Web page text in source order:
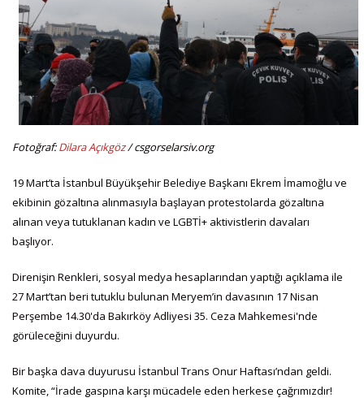
Fotoğraf:Dilara Açıkgöz/ csgorselarsiv.org
19 Mart’ta İstanbul Büyükşehir Belediye Başkanı Ekrem İmamoğlu ve
ekibinin gözaltına alınmasıyla başlayan protestolarda gözaltına
alınan veya tutuklanan kadın ve LGBTİ+ aktivistlerin davaları
başlıyor.
Direnişin Renkleri, sosyal medya hesaplarından yaptığı açıklama ile
27 Mart’tan beri tutuklu bulunan Meryem’in davasının 17 Nisan
Perşembe 14.30'da Bakırköy Adliyesi 35. Ceza Mahkemesi'nde
görüleceğini duyurdu.
Bir başka dava duyurusu İstanbul Trans Onur Haftası’ndan geldi.
Komite, “İrade gaspına karşı mücadele eden herkese çağrımızdır!